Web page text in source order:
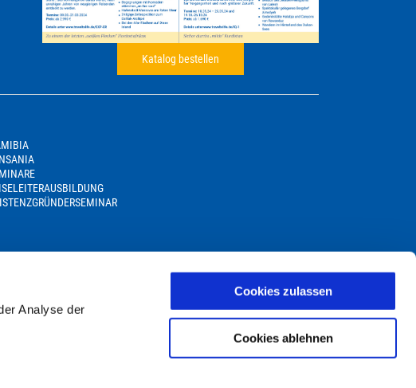
Analyse der
Cookies zulassen
Cookies ablehnen
Katalog bestellen